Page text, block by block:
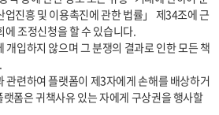
진흥 및 이용촉진에 관한 법률」 제34조에 근
조정신청을 할 수 있습니다.
폼은 귀책사유 있는 자에게 구상권을 행사할